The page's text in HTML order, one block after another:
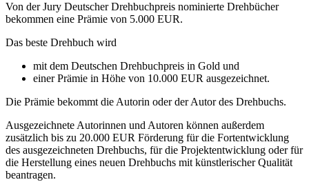
Von der Jury Deutscher Drehbuchpreis nominierte Drehbücher
bekommen eine Prämie von 5.000 EUR.
Das beste Drehbuch wird
mit dem Deutschen Drehbuchpreis in Gold und
einer Prämie in Höhe von 10.000 EUR ausgezeichnet.
Die Prämie bekommt die Autorin oder der Autor des Drehbuchs.
Ausgezeichnete Autorinnen und Autoren können außerdem
zusätzlich bis zu 20.000 EUR Förderung für die Fortentwicklung
des ausgezeichneten Drehbuchs, für die Projektentwicklung oder für
die Herstellung eines neuen Drehbuchs mit künstlerischer Qualität
beantragen.